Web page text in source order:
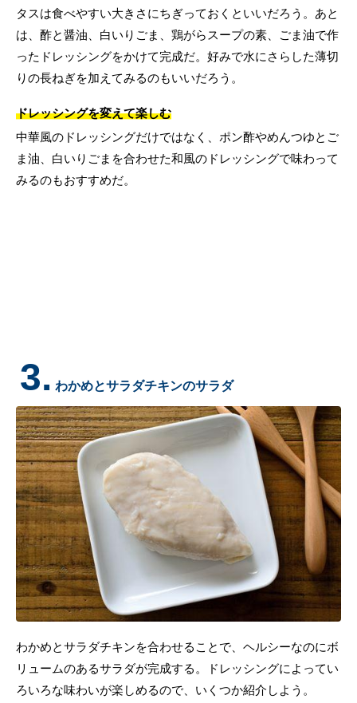
タスは食べやすい大きさにちぎっておくといいだろう。あと
は、酢と醤油、白いりごま、鶏がらスープの素、ごま油で作
ったドレッシングをかけて完成だ。好みで水にさらした薄切
りの長ねぎを加えてみるのもいいだろう。
ドレッシングを変えて楽しむ
中華風のドレッシングだけではなく、ポン酢やめんつゆとご
ま油、白いりごまを合わせた和風のドレッシングで味わって
みるのもおすすめだ。
3. わかめとサラダチキンのサラダ
わかめとサラダチキンを合わせることで、ヘルシーなのにボ
リュームのあるサラダが完成する。ドレッシングによってい
ろいろな味わいが楽しめるので、いくつか紹介しよう。